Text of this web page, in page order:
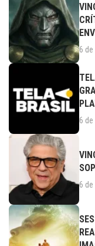
6
6
6